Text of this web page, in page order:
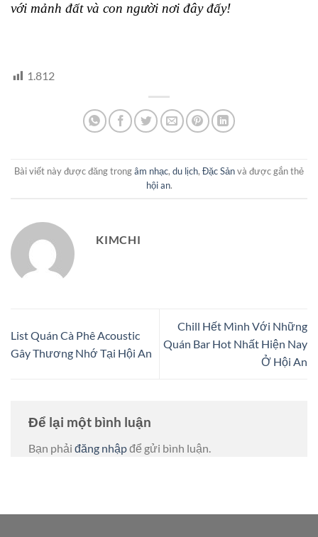
với mảnh đất và con người nơi đây đấy!
1.812
Bài viết này được đăng trongâm nhạc, du lịch, Đặc Sảnvà được gắn thẻ
hội an.
KIMCHI
List Quán Cà Phê Acoustic
Gây Thương Nhớ Tại Hội An
Chill Hết Mình Với Những
Quán Bar Hot Nhất Hiện Nay
Ở Hội An
Để lại một bình luận
Bạn phải đăng nhậpđể gửi bình luận.